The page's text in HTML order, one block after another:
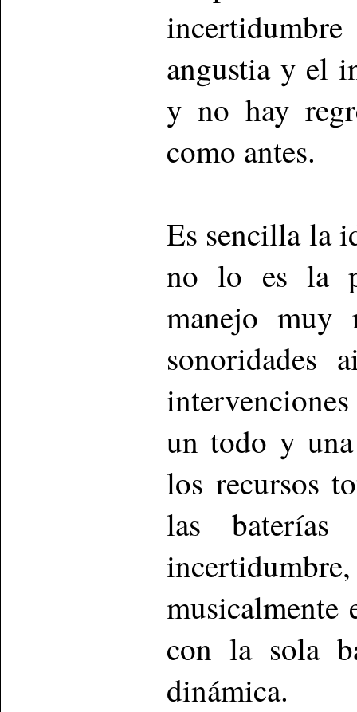
angustia y el
y no hay
como antes.
Es sencilla la
no lo es la
manejo muy
sonoridades
un todo y
los recursos
las
incertidumbre,
musicalmente
con la sola
dinámica.